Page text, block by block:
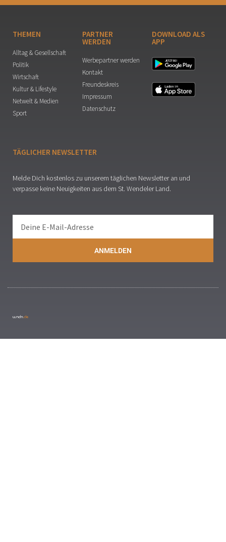
THEMEN
Alltag & Gesellschaft
Politik
Wirtschaft
Kultur & Lifestyle
Netwelt & Medien
Sport
PARTNER
WERDEN
Werbepartner werden
Kontakt
Freundeskreis
Impressum
Datenschutz
DOWNLOAD ALS
APP
TÄGLICHER NEWSLETTER
Melde Dich kostenlos zu unserem täglichen Newsletter an und
verpasse keine Neuigkeiten aus dem St. Wendeler Land.
ANMELDEN